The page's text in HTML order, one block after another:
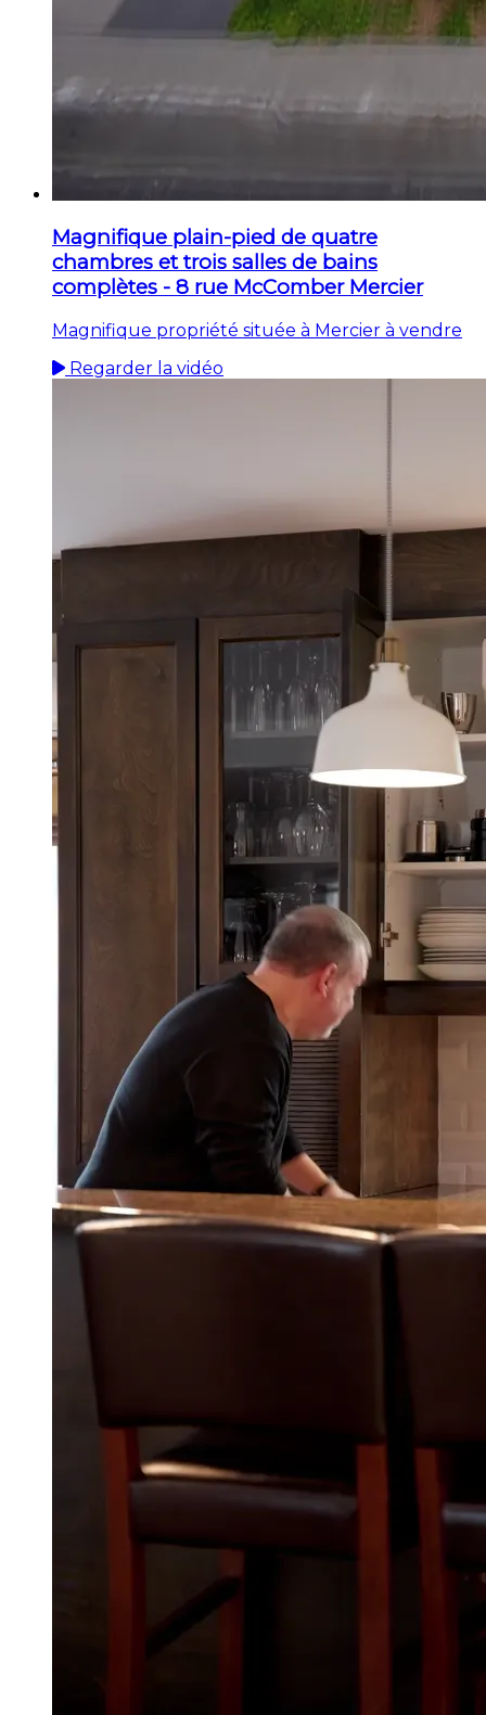
Magnifique plain-pied de quatre
chambres et trois salles de bains
complètes - 8 rue McComber Mercier
Magnifique propriété située à Mercier à vendre
Regarder la vidéo